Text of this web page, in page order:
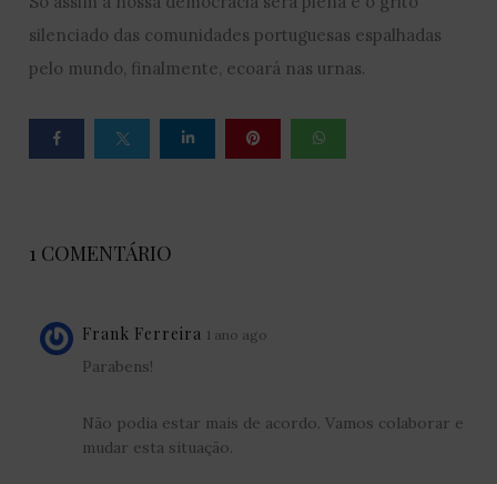
silenciado das comunidades portuguesas espalhadas
pelo mundo, finalmente, ecoará nas urnas.
1 COMENTÁRIO
Frank Ferreira 1 ano ago
Parabens!
Não podia estar mais de acordo. Vamos colaborar e
mudar esta situação.